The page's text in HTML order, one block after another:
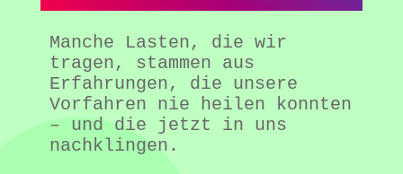
Manche Lasten, die wir
tragen, stammen aus
Erfahrungen, die unsere
Vorfahren nie heilen konnten
– und die jetzt in uns
nachklingen.